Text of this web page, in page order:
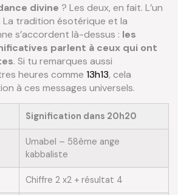
divine ? Les deux, en fait. L’un
La tradition ésotérique et la
s’accordent là-dessus : les
parlent à ceux qui ont
. Si tu remarques aussi
heures comme 13h13, cela
à ces messages universels.
Signification dans 20h20
Umabel – 58ème ange
kabbaliste
Chiffre 2 x2 + résultat 4